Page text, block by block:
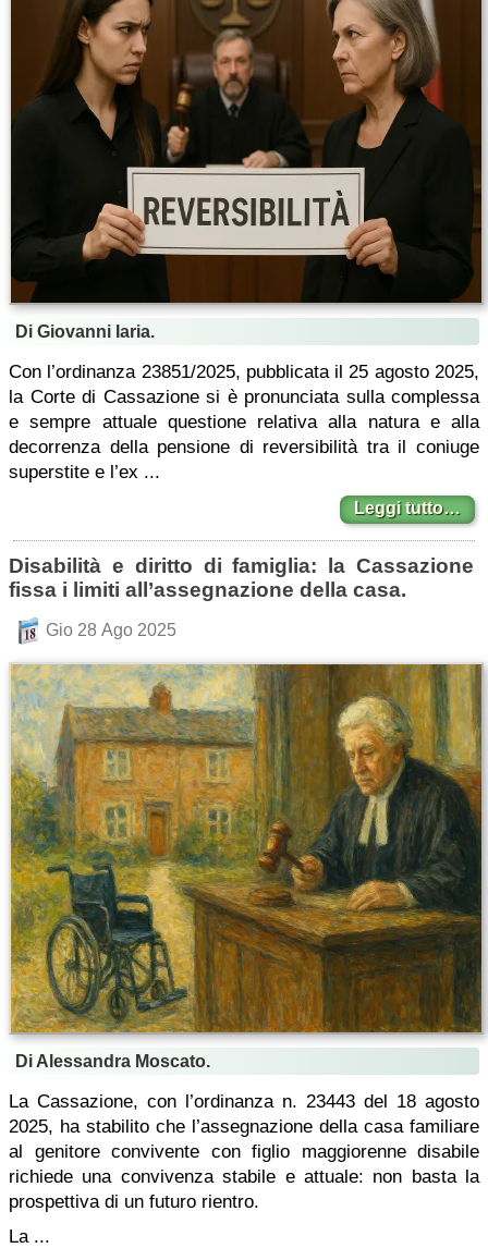
Di Giovanni Iaria.
Con l’ordinanza 23851/2025, pubblicata il 25 agosto 2025,
la Corte di Cassazione si è pronunciata sulla complessa
e sempre attuale questione relativa alla natura e alla
decorrenza della pensione di reversibilità tra il coniuge
superstite e l’ex ...
Leggi tutto…
Disabilità e diritto di famiglia: la Cassazione
fissa i limiti all’assegnazione della casa.
Gio 28 Ago 2025
Di Alessandra Moscato.
La Cassazione, con l’ordinanza n. 23443 del 18 agosto
2025, ha stabilito che l’assegnazione della casa familiare
al genitore convivente con figlio maggiorenne disabile
richiede una convivenza stabile e attuale: non basta la
prospettiva di un futuro rientro.
La ...